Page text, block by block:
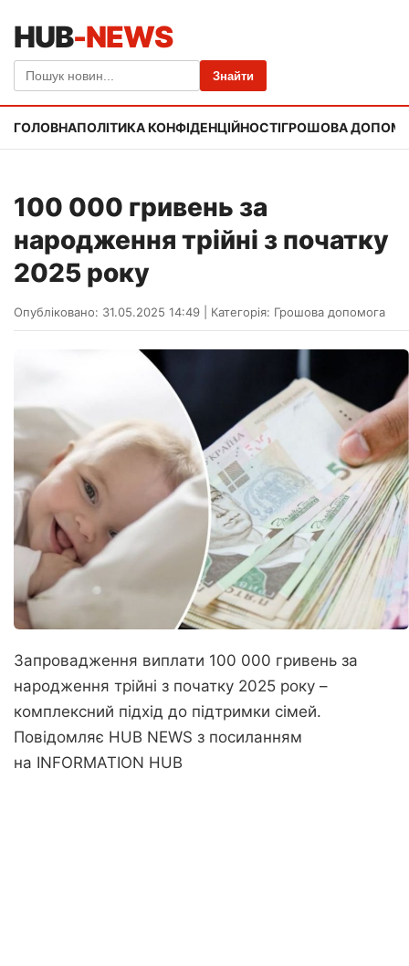
HUB-NEWS
Знайти
ГОЛОВНАПОЛІТИКА КОНФІДЕНЦІЙНОСТІГРОШОВА
100 000 гривень за
народження трійні з початку
2025 року
Опубліковано: 31.05.2025 14:49 Категорія: Грошова допомога
Запровадження виплати 100 000 гривень за
народження трійні з початку 2025 року –
комплексний підхід до підтримки сімей.
Повідомляє HUB NEWS з посиланням
на INFORMATION HUB